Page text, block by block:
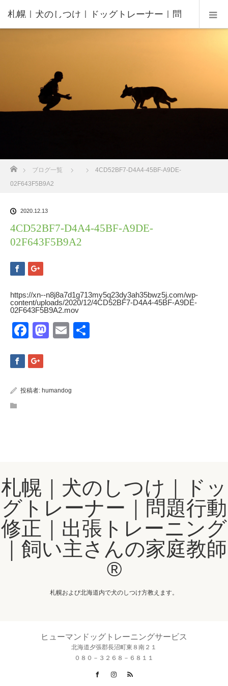
札幌｜犬のしつけ｜ドッグトレーナー｜問
んの家庭教師®️
ブログ一覧
4CD52BF7-D4A4-45BF-A9DE-
02F643F5B9A2
2020.12.13
4CD52BF7-D4A4-45BF-A9DE-
02F643F5B9A2
https://xn--n8j8a7d1g713my5q23dy3ah35bwz5j.com/wp-
content/uploads/2020/12/4CD52BF7-D4A4-45BF-A9DE-
02F643F5B9A2.mov
Facebook
Mastodon
Email
投稿者: humandog
札幌｜犬のしつけ｜ドッ
グトレーナー｜問題行動
修正｜出張トレーニング
｜飼い主さんの家庭教師
®️
札幌および北海道内で犬のしつけ方教えます。
ヒューマンドッグトレーニングサービス
北海道夕張郡長沼町東８南２１
０８０－３２６８－６８１１
FacebookInstagram